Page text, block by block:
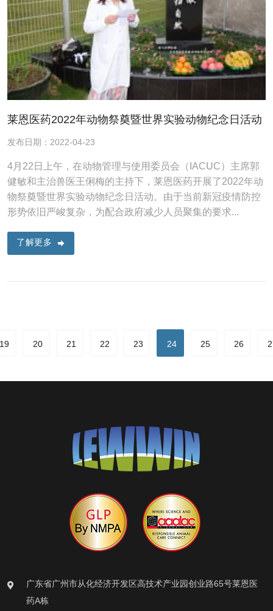
莱恩医药2022年动物祭奠暨世界实验动物纪念日活动
发布日期：2022-04-23
4月22日上午，在动物管理与使用委员会（IACUC）主席郭
健敏和主治兽医王俐梅的主持下，莱恩医药开展了2022年动
物祭奠暨世界实验动物纪念日活动。由于当前新冠疫情防控
形势依旧严峻复杂，为配合政府减少人员聚集的要求...
了解更多
20 21 22 23 24 25 26
广东省广州市从化经济开发区高技术产业园创业路65号莱恩医
药A栋